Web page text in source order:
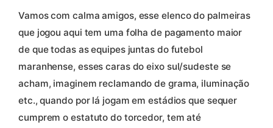
Vamos com calma amigos, esse elenco do palmeiras
que jogou aqui tem uma folha de pagamento maior
de que todas as equipes juntas do futebol
maranhense, esses caras do eixo sul/sudeste se
acham, imaginem reclamando de grama, iluminação
etc., quando por lá jogam em estádios que sequer
cumprem o estatuto do torcedor, tem até